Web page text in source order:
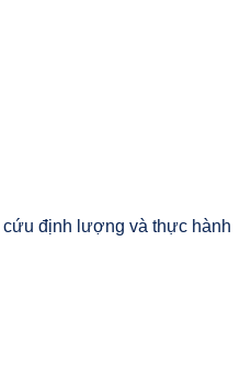
định lượng và thực hành